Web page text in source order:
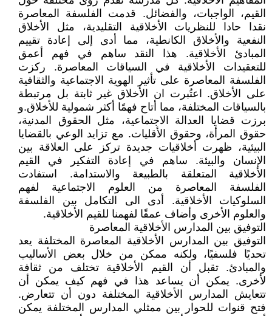
القيم، الواجبات، والفضائل. قدمت الفلسفة المعاصرة
نقدا حادا للنظريات الأخلاقية التقليدية، مثل الأخلاق
النفعية والأخلاق الكانطية، مما أدى إلى إعادة تقييم
المبادئ الأخلاقية. هذا النقد ساهم في فهم أعمق
للتعقيدات الأخلاقية في السياقات المعاصرة. ركزت
الفلسفة المعاصرة على تأثير الهوية الاجتماعية والثقافية
على الأخلاق. اعتُبرت ان الأخلاق غير ثابتة بل مرتبطة
بالسياقات المختلفة، مما أتاح فهمًا أكثر شمولية للأخلاق.و
برزت قضايا العدالة الاجتماعية، مثل الحقوق المدنية،
حقوق المرأة، وحقوق الأقليات. مع تزايد الوعي بالقضايا
البيئية، ظهرت أخلاقيات جديدة تركز على العلاقة بين
الإنسان والبيئة. ساهم في إعادة التفكير في القيم
الأخلاقية المتعلقة بالطبيعة والاستدامة. استفادت
الفلسفة المعاصرة من العلوم الاجتماعية لفهم
السلوكيات الأخلاقية. أدى الى التكامل بين الفلسفة
والعلوم الأخرى وأضاف عمقًا لفهمنا للقيم الأخلاقية.
التوفيق بين المدارس الأخلاقية المعاصرة
التوفيق بين المدارس الأخلاقية المعاصرة المختلفة يعد
تحديًا فلسفيًا، ولكنه ممكن من خلال بعض الأساليب
والمبادئ. تقبل أن القيم الأخلاقية تختلف من ثقافة
لأخرى. يمكن أن يساعد هذا في فهم كيف يمكن أن
تتعايش المدارس الأخلاقية المختلفة دون أن تتعارض.
فتح قنوات للحوار بين ممثلي المدارس المختلفة يمكن